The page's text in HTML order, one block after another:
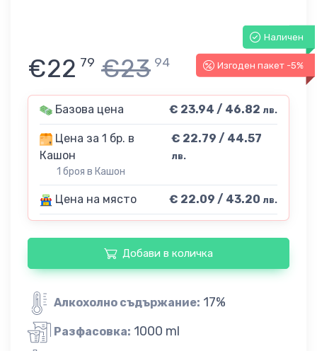
Наличен
Изгоден пакет -5%
€22 79 €23 94
Базова цена € 23.94 / 46.82 лв.
Цена за 1 бр. в
Кашон
1 броя в Кашон
€ 22.79 / 44.57
лв.
Цена на място € 22.09 / 43.20 лв.
Добави в количка
Алкохолно съдържание: 17%
Разфасовка: 1000 ml